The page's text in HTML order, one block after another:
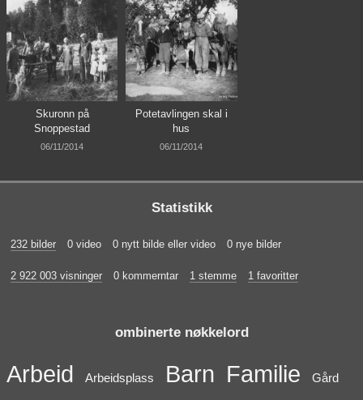
Skuronn på
Snoppestad
06/11/2014
Potetavlingen skal i
hus
06/11/2014
Statistikk
232 bilder 0 video 0 nytt bilde eller video 0 nye bilder
2 922 003 visninger 0 kommerntar 1 stemme 1 favoritter
ombinerte nøkkelord
Arbeid Arbeidsplass Barn Familie Gård